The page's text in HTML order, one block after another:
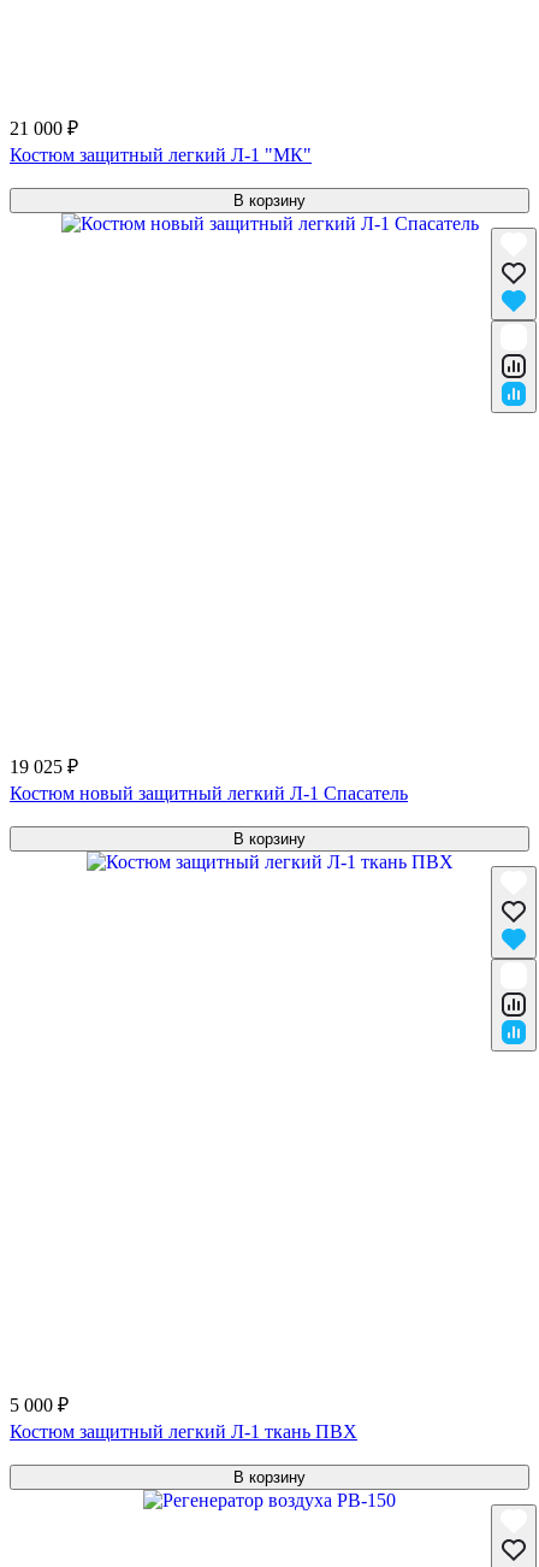
21 000 ₽
Костюм защитный легкий Л-1 "МК"
В корзину
19 025 ₽
Костюм новый защитный легкий Л-1 Спасатель
В корзину
5 000 ₽
Костюм защитный легкий Л-1 ткань ПВХ
В корзину